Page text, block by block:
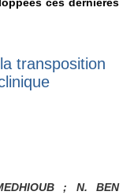
ces dernières
transposition
; N. BEN